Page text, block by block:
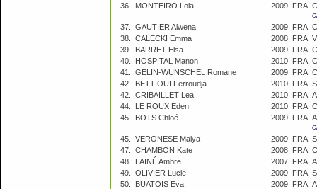
36. MONTEIRO Lola 2009 FRA
37. GAUTIER Alwena 2009 FRA
38.
CALECKI Emma 2008 FRA
39.
BARRET Elsa 2009 FRA
40.
HOSPITAL Manon 2010 FRA
41.
GELIN-WUNSCHEL Romane 2009 FRA
42.
BETTIOUI Ferroudja 2010 FRA
42.
CRIBAILLET Lea 2010 FRA
44.
LE ROUX Eden 2010 FRA
45.
BOTS Chloé 2009 FRA
45. VERONESE Malya 2009 FRA
47.
CHAMBON Kate 2008 FRA
48.
LAINÉ Ambre 2007 FRA
49.
OLIVIER Lucie 2009 FRA
50.
BUATOIS Eva 2009 FRA